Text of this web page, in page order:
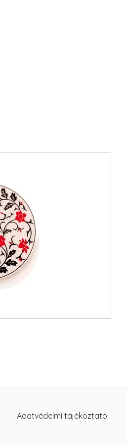
Adatvédelmi tájékoztató